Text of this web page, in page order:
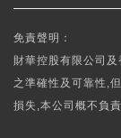
免責聲明：
財華控股有限公司
之準確性及可靠性,
損失,本公司概不負責